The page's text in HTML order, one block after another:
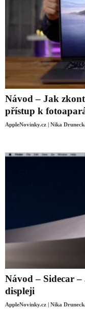
Návod – Jak
přístup k
AppleNovinky.cz | Nika
Návod – Sidecar
displeji
AppleNovinky.cz | Nika